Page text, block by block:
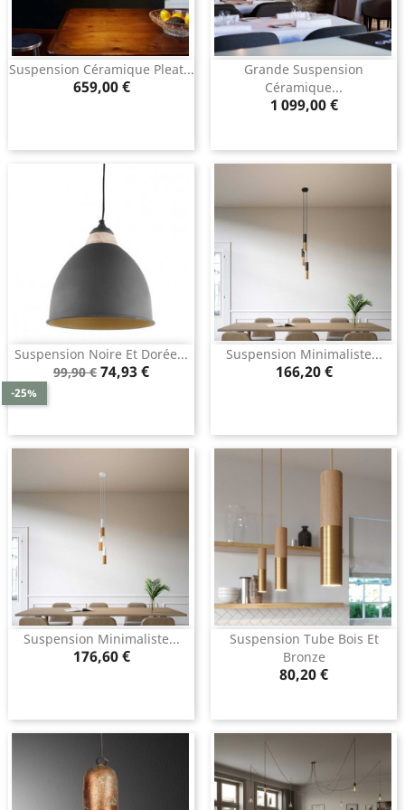
Suspension Céramique Pleat...
Prix
659,00 €
Grande Suspension
Céramique...
Prix
1 099,00 €
Suspension Noire Et Dorée...
Prix
99,90 €
-25%
Prix
74,93 €
Suspension Minimaliste...
Prix
166,20 €
Suspension Minimaliste...
Prix
176,60 €
Suspension Tube Bois Et
Bronze
Prix
80,20 €